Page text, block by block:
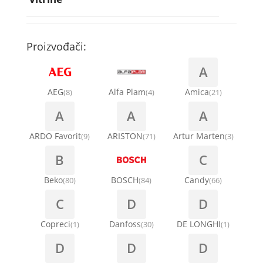
Ručice za vrata za veš mašinu
Šarke za veš mašine
Stakla i okviri vrata za veš mašinu
Termostati i hidrostati za veš mašine
Točkići za sudo mašine
Kompresori za klima uređaje
Kondenz creva
Nosači za klimu
Ostali materijal za montažu klima uređaja
Proizvođači:
AEG(8) Alfa Plam(4)
A
Amica(21)
A
ARDO Favorit(9)
A
ARISTON(71)
A
Artur Marten(3)
B
Beko(80) BOSCH(84)
C
Candy(66)
C
Copreci(1)
D
Danfoss(30)
D
DE LONGHI(1)
D D D